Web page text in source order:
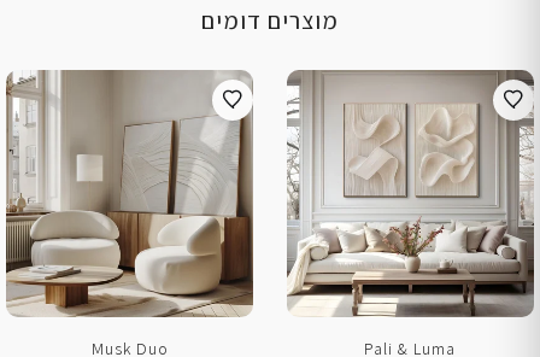
מוצרים דומים
Pali & Luma
Musk Duo